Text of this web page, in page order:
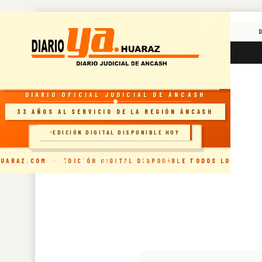
· EDICIÓN DIGITAL DISPONIBLE TODOS LOS DÍAS
RESOLUCIÓN INDECOPI · DIARIO OFICIAL
DIARIO OFICIAL JUDICIAL DE ÁNCASH
33 AÑOS AL SERVICIO DE LA REGIÓN ÁNCASH
🗞️ INGRESAR AL SITIO
EDICIÓN DIGITAL DISPONIBLE HOY
content
sábado, agosto 8, 2026 7:25:29 AM